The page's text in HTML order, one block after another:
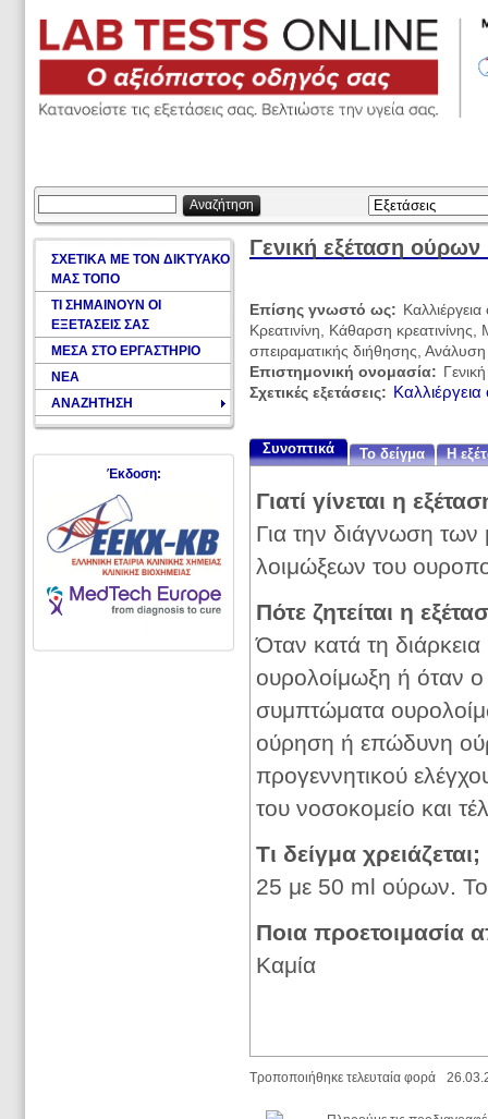
Αναζήτηση
Γενική εξέταση ούρων
Επίσης γνωστό ως:
Κρεατινίνη, Κάθαρση
σπειραματικής διήθησης,
Επιστημονική ονομασία:
Σχετικές εξετάσεις:
Συνοπτικά Το δείγμα Η
Γιατί γίνεται η
Για την διάγνωση των
λοιμώξεων του
Πότε ζητείται η
Όταν κατά τη διάρκεια
ουρολοίμωξη ή όταν
συμπτώματα
ούρηση ή επώδυνη
προγεννητικού
του νοσοκομείο και
Τι δείγμα χρειάζεται;
25 με 50 ml ούρων. Το
Ποια προετοιμασία
Καμία
Τροποποιήθηκε τελευταία φορά
ΣΧΕΤΙΚΑ ΜΕ ΤΟΝ ΔΙΚΤΥΑΚΟ
ΜΑΣ ΤΟΠΟ
ΤΙ ΣΗΜΑΙΝΟΥΝ ΟΙ
ΕΞΕΤΑΣΕΙΣ ΣΑΣ
ΜΕΣΑ ΣΤΟ ΕΡΓΑΣΤΗΡΙΟ
ΝΕΑ
ΑΝΑΖΗΤΗΣΗ
Έκδοση: